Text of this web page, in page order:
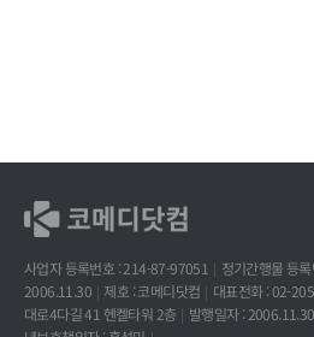
사업자 등록번호 : 214-87-97051 정기간행물 등
2006.11.30
제호 : 코메디닷컴 대표전화 : 02-
대로4다길 41 헨켈타워 2층
발행일자 : 2006.11.30